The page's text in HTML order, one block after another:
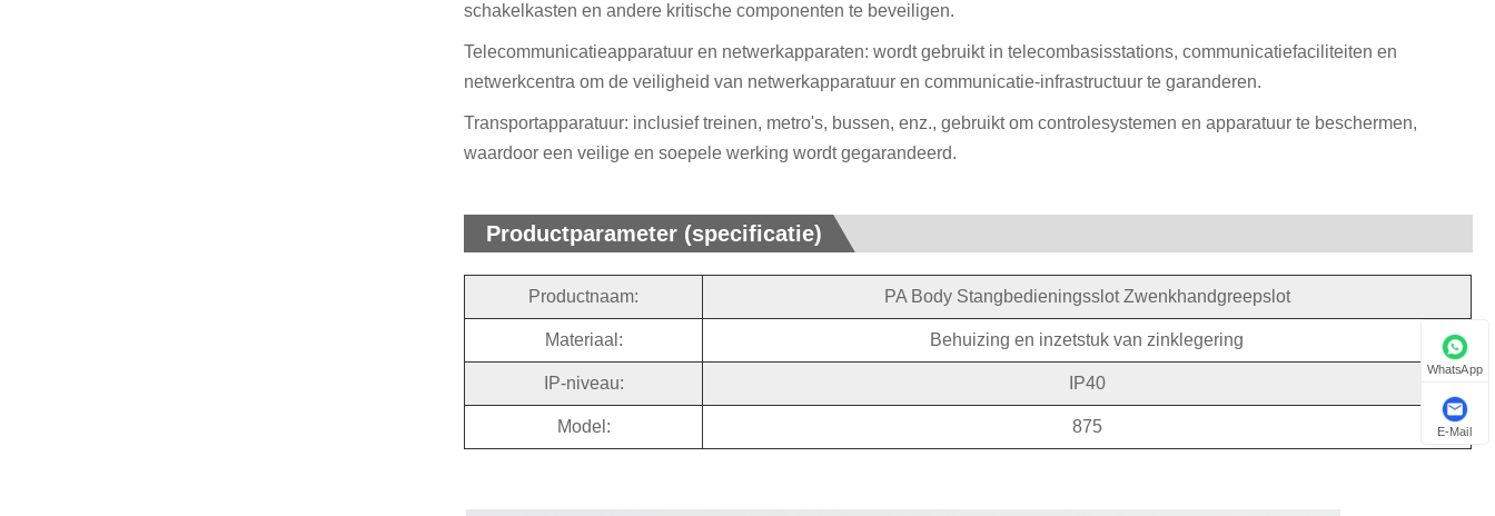
schakelkasten en andere kritische componenten te beveiligen.
Telecommunicatieapparatuur en netwerkapparaten: wordt gebruikt in telecombasisstations, communicatiefaciliteiten en
netwerkcentra om de veiligheid van netwerkapparatuur en communicatie-infrastructuur te garanderen.
Transportapparatuur: inclusief treinen, metro's, bussen, enz., gebruikt om controlesystemen en apparatuur te beschermen,
waardoor een veilige en soepele werking wordt gegarandeerd.
Productparameter (specificatie)
Productnaam: PA Body Stangbedieningsslot Zwenkhandgreepslot
Materiaal: Behuizing en inzetstuk van zinklegering
IP-niveau: IP40
Model: 875
WhatsApp
E-Mail